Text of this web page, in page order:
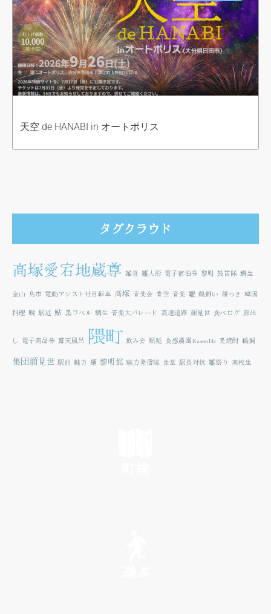
天空 de HANABI in オートポリス
タグクラウド
高塚愛宕地蔵尊 雑貨 雛人形 電子宿泊券 黎明 鼓笛隊 鯛生
金山 鳥市 電動アシスト付自転車 高塚 音楽会 青空 音楽 雛 鵜飼い 餅つき 韓国
料理 鯛 駅近 鮎 黒ラベル 鯛生 音楽大パレード 高速道路 顔見世 食べログ 顔出
し 電子商品券 露天風呂 隈町 飲み会 順延 食感農園KazetoNe 麦焼酎 鵜飼
集団顔見世 駅前 魅力 麺 黎明館 魅力発信隊 食堂 駅長対抗 雛祭り 高校生